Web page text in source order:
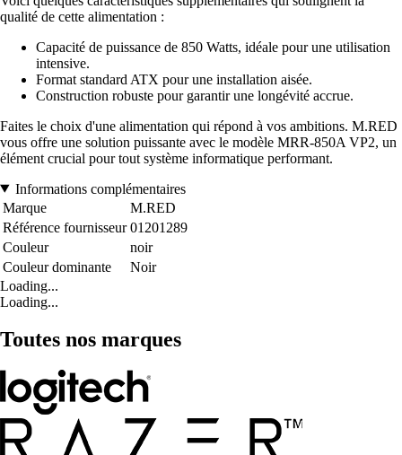
qualité de cette alimentation :
Capacité de puissance de 850 Watts, idéale pour une utilisation
intensive.
Format standard ATX pour une installation aisée.
Construction robuste pour garantir une longévité accrue.
Faites le choix d'une alimentation qui répond à vos ambitions. M.RED
vous offre une solution puissante avec le modèle MRR-850A VP2, un
élément crucial pour tout système informatique performant.
Informations complémentaires
Marque
M.RED
Référence fournisseur 01201289
Couleur
noir
Couleur dominante
Noir
Loading...
Loading...
Toutes nos marques